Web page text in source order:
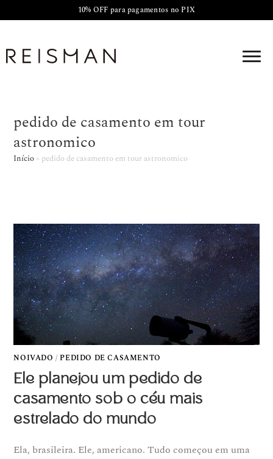
10% OFF para pagamentos no PIX
pedido de casamento em tour
astronomico
Início » pedido de casamento em tour astronomico
NOIVADO /PEDIDO DE CASAMENTO
Ele planejou um pedido de
casamento sob o céu mais
estrelado do mundo
Ela, brasileira. Ele, americano. Tudo começou em uma